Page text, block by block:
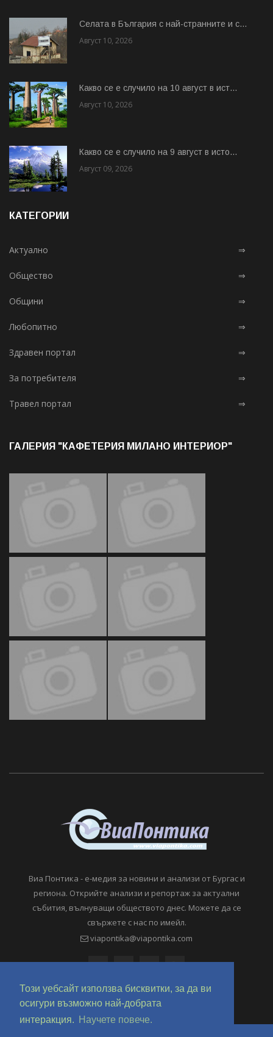
Този уебсайт използва бисквитки, за да ви
осигури възможно най-добрата
интеракция.
Научете повече.
Cелата в България с най-странните и с...
Август 10, 2026
Какво се е случило на 10 август в ист...
Август 10, 2026
Какво се е случило на 9 август в исто...
Август 09, 2026
КАТЕГОРИИ
Актуално ⇒
Общество ⇒
Общини ⇒
Любопитно ⇒
Здравен портал ⇒
За потребителя ⇒
Травел портал ⇒
ГАЛЕРИЯ "КАФЕТЕРИЯ МИЛАНО ИНТЕРИОР"
Виа Понтика - е-медия за новини и анализи от Бургас и
региона. Открийте анализи и репортаж за актуални
събития, вълнуващи обществото днес. Можете да се
свържете с нас по имейл.
viapontika@viapontika.com